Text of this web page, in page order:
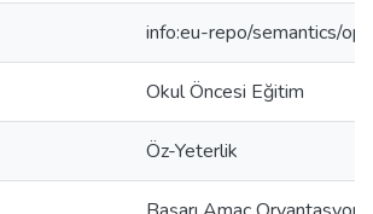
info:eu-repo/semantics/
Okul Öncesi Eğitim
Öz-Yeterlik